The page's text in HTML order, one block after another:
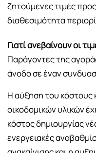
ζητούμενες τιμές
διαθεσιμότητα
Γιατί ανεβαίνουν οι
Παράγοντες της
άνοδο σε έναν
Η αύξηση του κόστους
οικοδομικών υλικών
κόστος δημιουργίας
ενεργειακές